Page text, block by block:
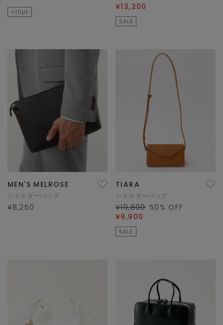
×10pt
¥13,200
SALE
MEN'S MELROSE
ショルダーバッグ
¥8,250
TIARA
ショルダーバッグ
¥19,800 50 % OFF
¥9,900
SALE